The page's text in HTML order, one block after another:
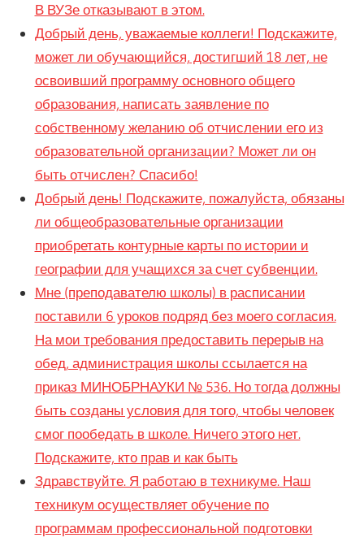
В ВУЗе отказывают в этом.
Добрый день, уважаемые коллеги! Подскажите,
может ли обучающийся, достигший 18 лет, не
освоивший программу основного общего
образования, написать заявление по
собственному желанию об отчислении его из
образовательной организации? Может ли он
быть отчислен? Спасибо!
Добрый день! Подскажите, пожалуйста, обязаны
ли общеобразовательные организации
приобретать контурные карты по истории и
географии для учащихся за счет субвенции.
Мне (преподавателю школы) в расписании
поставили 6 уроков подряд без моего согласия.
На мои требования предоставить перерыв на
обед, администрация школы ссылается на
приказ МИНОБРНАУКИ № 536. Но тогда должны
быть созданы условия для того, чтобы человек
смог пообедать в школе. Ничего этого нет.
Подскажите, кто прав и как быть
Здравствуйте. Я работаю в техникуме. Наш
техникум осуществляет обучение по
программам профессиональной подготовки